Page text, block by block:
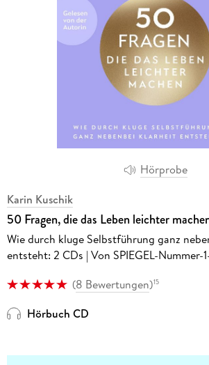
Hörprobe
Karin Kuschik
50 Fragen, die das Leben leichter
Wie durch kluge Selbstführung ganz
entsteht: 2 CDs | Von SPIEGEL-
Sätze, die das Leben leichter machen'
(8 Bewertungen)15
Hörbuch CD